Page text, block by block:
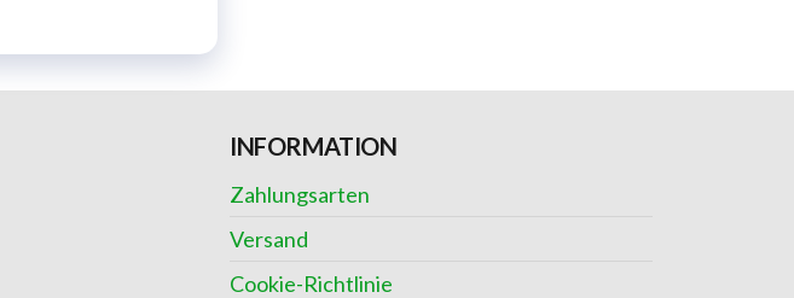
INFORMATION
Zahlungsarten
Versand
Cookie-Richtlinie